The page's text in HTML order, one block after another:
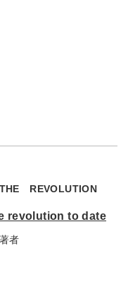
REVOLUTION
revolution to date
者